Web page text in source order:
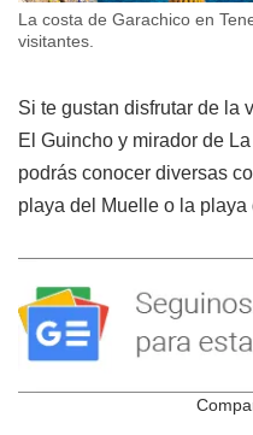
La costa de Garachico en
visitantes.
Si te gustan disfrutar de la
El Guincho y mirador de
podrás conocer diversas
playa del Muelle o la playa